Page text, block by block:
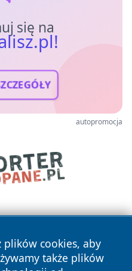
się na
autopromocja
plików cookies, aby
także plików